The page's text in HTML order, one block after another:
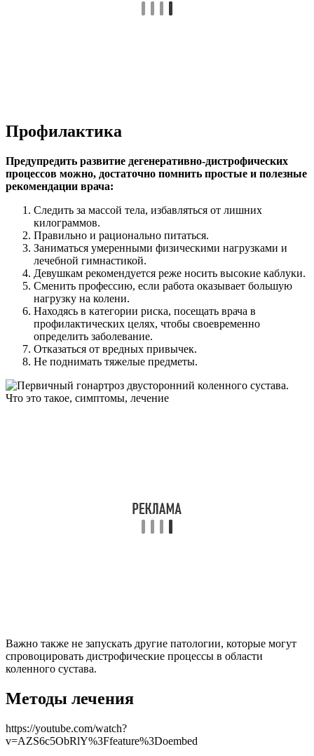
Профилактика
Предупредить развитие дегенеративно-дистрофических
процессов можно, достаточно помнить простые и полезные
рекомендации врача:
Следить за массой тела, избавляться от лишних
килограммов.
Правильно и рационально питаться.
Заниматься умеренными физическими нагрузками и
лечебной гимнастикой.
Девушкам рекомендуется реже носить высокие каблуки.
Сменить профессию, если работа оказывает большую
нагрузку на колени.
Находясь в категории риска, посещать врача в
профилактических целях, чтобы своевременно
определить заболевание.
Отказаться от вредных привычек.
Не поднимать тяжелые предметы.
Важно также не запускать другие патологии, которые могут
спровоцировать дистрофические процессы в области
коленного сустава.
Методы лечения
https://youtube.com/watch?
v=AZS6c5ObRlY%3Ffeature%3Doembed